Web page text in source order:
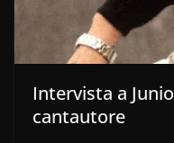
Intervista a
cantautore